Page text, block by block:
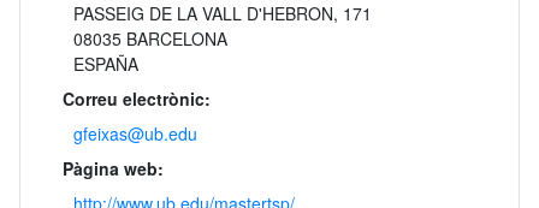
PASSEIG DE LA VALL D'HEBRON, 171
08035 BARCELONA
ESPAÑA
Correu electrònic:
gfeixas@ub.edu
Pàgina web: